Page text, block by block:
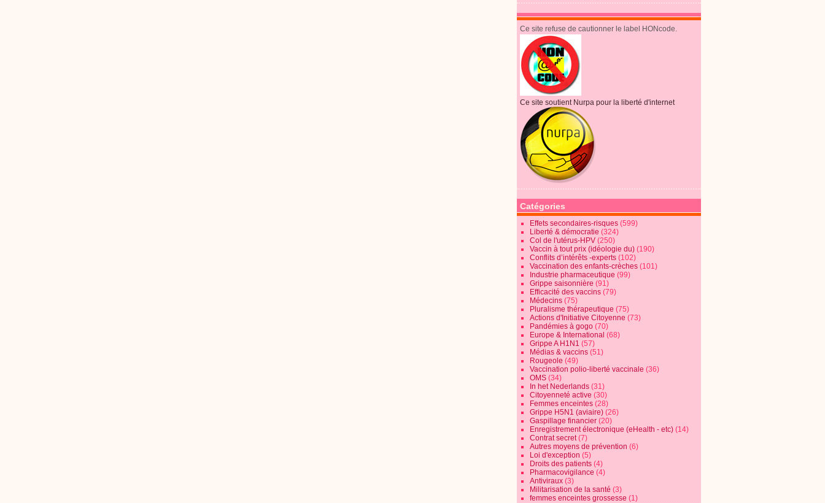
Ce site refuse de cautionner le label HONcode.
Ce site soutient Nurpa pour la liberté d'internet
Catégories
Effets secondaires-risques (599)
Liberté & démocratie (324)
Col de l'utérus-HPV (250)
Vaccin à tout prix (idéologie du) (190)
Conflits d’intérêts -experts (102)
Vaccination des enfants-crèches (101)
Industrie pharmaceutique (99)
Grippe saisonnière (91)
Efficacité des vaccins (79)
Médecins (75)
Pluralisme thérapeutique (75)
Actions d'Initiative Citoyenne (73)
Pandémies à gogo (70)
Europe & International (68)
Grippe A H1N1 (57)
Médias & vaccins (51)
Rougeole (49)
Vaccination polio-liberté vaccinale (36)
OMS (34)
In het Nederlands (31)
Citoyenneté active (30)
Femmes enceintes (28)
Grippe H5N1 (aviaire) (26)
Gaspillage financier (20)
Enregistrement électronique (eHealth - etc) (14)
Contrat secret(7)
Autres moyens de prévention (6)
Loi d'exception (5)
Droits des patients (4)
Pharmacovigilance (4)
Antiviraux (3)
Militarisation de la santé (3)
femmes enceintes grossesse (1)